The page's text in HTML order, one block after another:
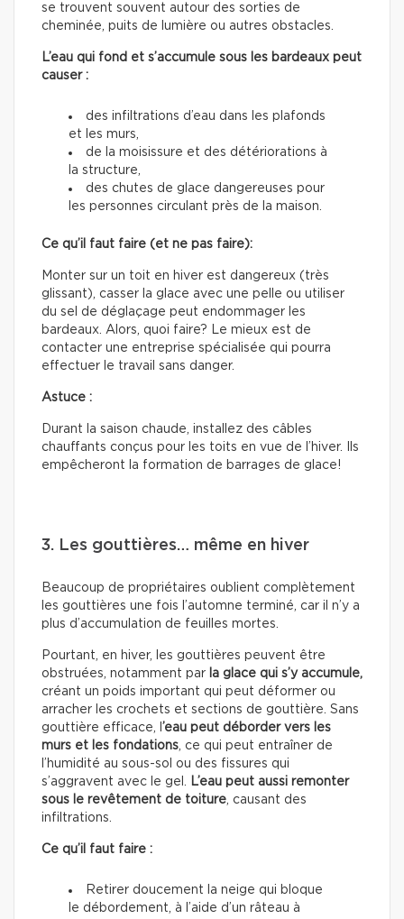
se trouvent souvent autour des sorties de
cheminée, puits de lumière ou autres obstacles.
L’eau qui fond et s’accumule sous les bardeaux peut
causer :
des infiltrations d’eau dans les plafonds
et les murs,
de la moisissure et des détériorations à
la structure,
des chutes de glace dangereuses pour
les personnes circulant près de la maison.
Ce qu’il faut faire (et ne pas faire):
Monter sur un toit en hiver est dangereux (très
glissant), casser la glace avec une pelle ou utiliser
du sel de déglaçage peut endommager les
bardeaux. Alors, quoi faire? Le mieux est de
contacter une entreprise spécialisée qui pourra
effectuer le travail sans danger.
Astuce :
Durant la saison chaude, installez des câbles
chauffants conçus pour les toits en vue de l’hiver. Ils
empêcheront la formation de barrages de glace!
3. Les gouttières… même en hiver
Beaucoup de propriétaires oublient complètement
les gouttières une fois l’automne terminé, car il n’y a
plus d’accumulation de feuilles mortes.
Pourtant, en hiver, les gouttières peuvent être
obstruées, notamment par la glace qui s’y accumule,
créant un poids important qui peut déformer ou
arracher les crochets et sections de gouttière. Sans
gouttière efficace, l ’eau peut déborder vers les
murs et les fondations, ce qui peut entraîner de
l’humidité au sous-sol ou des fissures qui
s’aggravent avec le gel. L’eau peut aussi remonter
sous le revêtement de toiture, causant des
infiltrations.
Ce qu’il faut faire :
Retirer doucement la neige qui bloque
le débordement, à l’aide d’un râteau à